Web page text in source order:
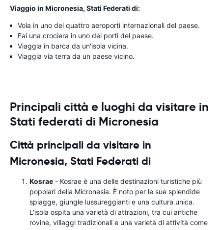
Viaggio in Micronesia, Stati Federati di:
Vola in uno dei quattro aeroporti internazionali del paese.
Fai una crociera in uno dei porti del paese.
Viaggia in barca da un'isola vicina.
Viaggia via terra da un paese vicino.
Principali città e luoghi da visitare in
Stati federati di Micronesia
Città principali da visitare in
Micronesia, Stati Federati di
Kosrae - Kosrae è una delle destinazioni turistiche più
popolari della Micronesia. È noto per le sue splendide
spiagge, giungle lussureggianti e una cultura unica.
L'isola ospita una varietà di attrazioni, tra cui antiche
rovine, villaggi tradizionali e una varietà di attività come